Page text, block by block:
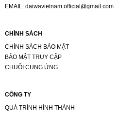
EMAIL: daiwavietnam.official@gmail.com
CHÍNH SÁCH
CHÍNH SÁCH BẢO MẬT
BẢO MẬT TRUY CẬP
CHUỖI CUNG ỨNG
CÔNG TY
QUÁ TRÌNH HÌNH THÀNH